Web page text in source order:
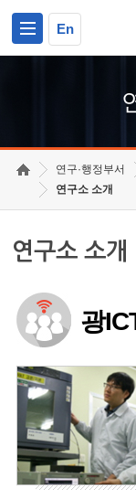
En
연구·행정부서
연구소 소개
연구소 소개
광